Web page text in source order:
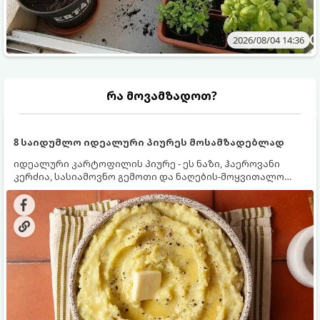
2026/08/04 14:36
რა მოვამზადოთ?
8 საიდუმლო იდეალური პიურეს მოსამზადებლად
იდეალური კარტოფილის პიურე - ეს ნაზი, ჰაეროვანი
კერძია, სასიამოვნო გემოთი და ნაღების-მოყვითალო
ფერით. მისი მომზადება ძალიან მარტივია, მაგრამ
არსებობს რამდენიმე საიდუმლო, რომლებიც უნდა
იცოდეთ, რომ პიურე იდეალურად გემრიელი გამოვიდეს.